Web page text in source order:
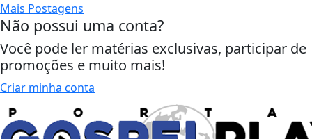
Mais Postagens
Não possui uma conta?
Você pode ler matérias exclusivas, participar de
promoções e muito mais!
Criar minha conta